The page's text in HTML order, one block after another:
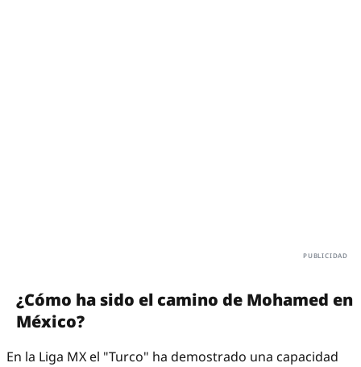
¿Cómo ha sido el camino de Mohamed en
México?
En la Liga MX el "Turco" ha demostrado una capacidad